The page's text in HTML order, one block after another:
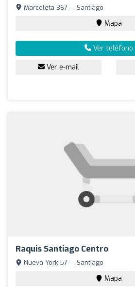
Marcoleta 367 - , Santiago
Mapa
Ver teléfono
Ver e-mail
Raquis Santiago Centro
Nueva York 57 - , Santiago
Mapa